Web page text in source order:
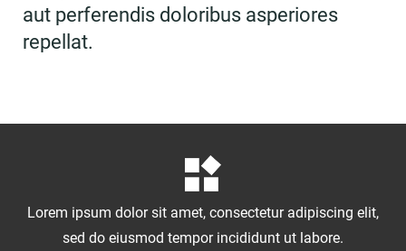
aut perferendis doloribus asperiores
repellat.
Lorem ipsum dolor sit amet, consectetur adipiscing elit,
sed do eiusmod tempor incididunt ut labore.